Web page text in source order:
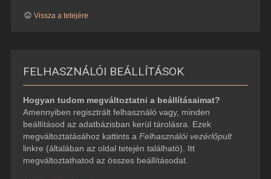
Vissza a tetejére
FELHASZNÁLÓI BEÁLLÍTÁSOK
Hogyan tudom megváltoztatni a beállításaimat?
Amennyiben regisztrált felhasználó vagy, minden
beállításod az adatbázisban kerül tárolásra. Ezek
megváltoztatásához kattints a Felhasználói vezérlőpult
linkre (általában az oldal tetején található). Itt
megváltoztathatod az összes beállításodat.